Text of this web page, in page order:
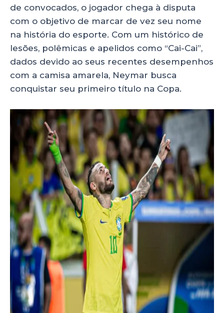
de convocados, o jogador chega à disputa
com o objetivo de marcar de vez seu nome
na história do esporte. Com um histórico de
lesões, polêmicas e apelidos como “Cai-Cai”,
dados devido ao seus recentes desempenhos
com a camisa amarela, Neymar busca
conquistar seu primeiro título na Copa.